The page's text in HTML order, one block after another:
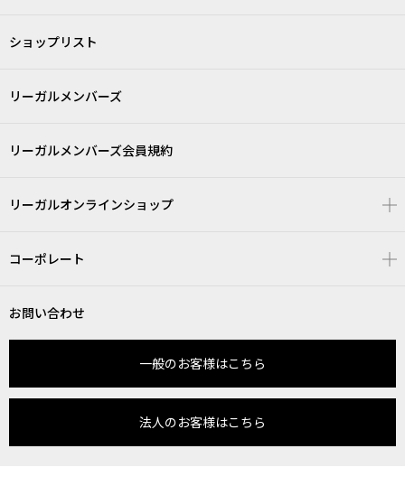
ショップリスト
リーガルメンバーズ
リーガルメンバーズ会員規約
リーガルオンラインショップ
コーポレート
お問い合わせ
一般のお客様はこちら
法人のお客様はこちら